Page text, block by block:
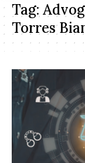
Tag:
Torres